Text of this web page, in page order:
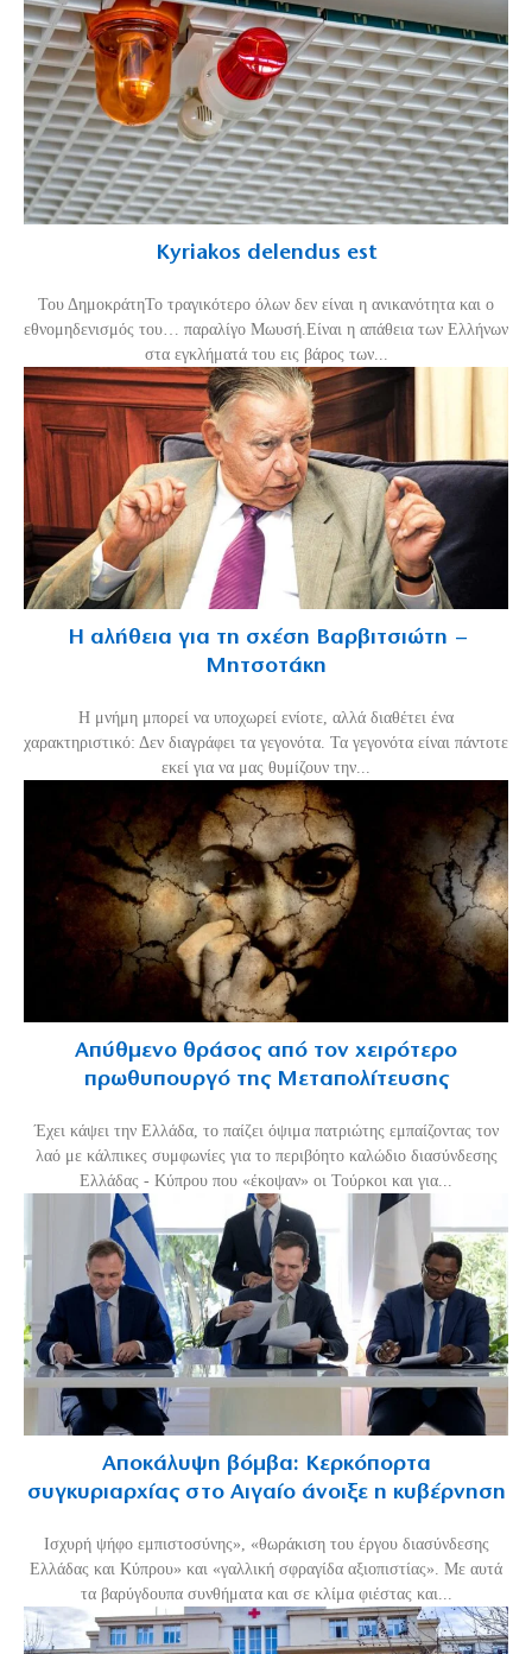
Kyriakos delendus est
Του ΔημοκράτηΤο τραγικότερο όλων δεν είναι η ανικανότητα και ο
εθνομηδενισμός του… παραλίγο Μωυσή.Είναι η απάθεια των Ελλήνων
στα εγκλήματά του εις βάρος των...
Η αλήθεια για τη σχέση Βαρβιτσιώτη –
Μητσοτάκη
H μνήμη μπορεί να υποχωρεί ενίοτε, αλλά διαθέτει ένα
χαρακτηριστικό: Δεν διαγράφει τα γεγονότα. Τα γεγονότα είναι πάντοτε
εκεί για να μας θυμίζουν την...
Απύθμενο θράσος από τον χειρότερο
πρωθυπουργό της Μεταπολίτευσης
Έχει κάψει την Ελλάδα, το παίζει όψιμα πατριώτης εμπαίζοντας τον
λαό με κάλπικες συμφωνίες για το περιβόητο καλώδιο διασύνδεσης
Ελλάδας - Κύπρου που «έκοψαν» οι Τούρκοι και για...
Αποκάλυψη βόμβα: Κερκόπορτα
συγκυριαρχίας στο Αιγαίο άνοιξε η κυβέρνηση
Ισχυρή ψήφο εμπιστοσύνης», «θωράκιση του έργου διασύνδεσης
Ελλάδας και Κύπρου» και «γαλλική σφραγίδα αξιοπιστίας». Με αυτά
τα βαρύγδουπα συνθήματα και σε κλίμα φιέστας και...